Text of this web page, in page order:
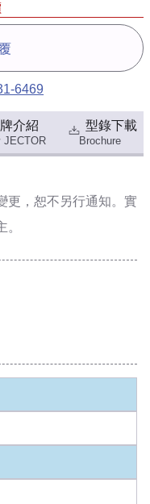
6469
介紹
JECTOR
型錄下載
Brochure
更，恕不另行通知。實